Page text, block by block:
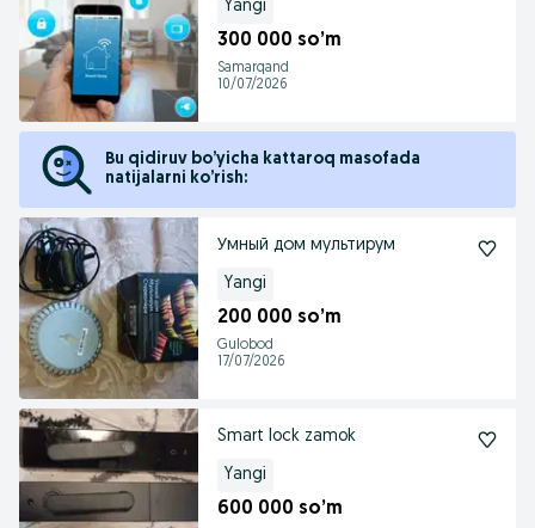
Yangi
300 000 so’m
Samarqand
10/07/2026
Bu qidiruv bo’yicha kattaroq masofada
natijalarni ko’rish:
Умный дом мультирум
Yangi
200 000 so’m
Gulobod
17/07/2026
Smart lock zamok
Yangi
600 000 so’m